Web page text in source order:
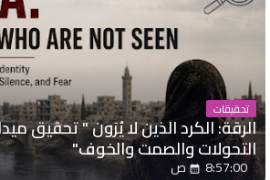
تحقيقات
الرقة: الكرد الذين لا يُرَون " تحقيق
التحولات والصمت والخوف"
8:57:00 ص